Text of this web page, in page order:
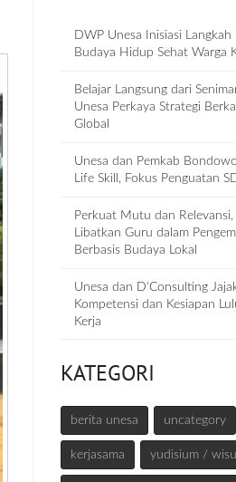
DWP Unesa Inisiasi
Budaya Hidup Sehat Warga
Belajar Langsung dari
Unesa Perkaya Strategi
Global
Unesa dan Pemkab
Life Skill, Fokus Penguatan
Perkuat Mutu dan
Libatkan Guru dalam
Berbasis Budaya Lokal
Unesa dan D‘Consulting
Kompetensi dan Kesiapan
Kerja
KATEGORI
berita unesa uncategory
kerjasama yudisium /